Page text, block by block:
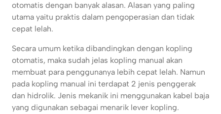
otomatis dengan banyak alasan. Alasan yang paling
utama yaitu praktis dalam pengoperasian dan tidak
cepat lelah.
Secara umum ketika dibandingkan dengan kopling
otomatis, maka sudah jelas kopling manual akan
membuat para penggunanya lebih cepat lelah. Namun
pada kopling manual ini terdapat 2 jenis penggerak
dan hidrolik. Jenis mekanik ini menggunakan kabel baja
yang digunakan sebagai menarik lever kopling.